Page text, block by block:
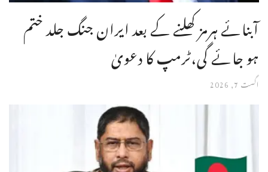
آبنائے ہرمز کھلنے کے بعد ایران جنگ جلد ختم
ہو جائے گی،ٹرمپ کا دعویٰ
اگست 7, 2026